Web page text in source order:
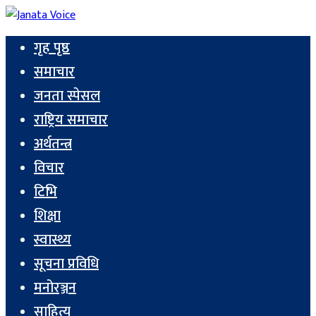
गृह पृष्ठ
समाचार
जनता स्पेसल
राष्ट्रिय समाचार
अर्थतन्त्र
विचार
टिभि
शिक्षा
स्वास्थ्य
सूचना प्रविधि
मनोरञ्जन